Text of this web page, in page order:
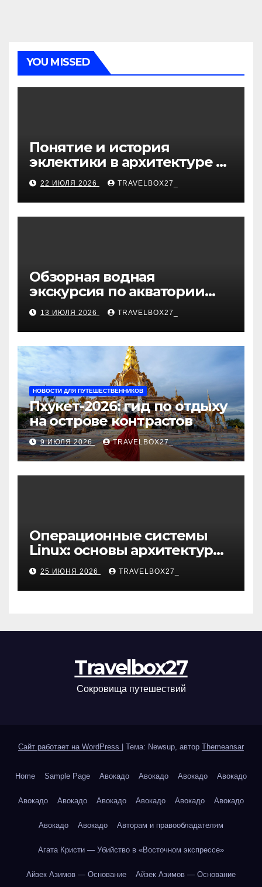
YOU MISSED
Понятие и история
эклектики в архитектуре и
дизайне интерьеров
22 ИЮЛЯ 2026 TRAVELBOX27_
Обзорная водная
экскурсия по акватории
бухты Песчаная
13 ИЮЛЯ 2026 TRAVELBOX27_
НОВОСТИ ДЛЯ ПУТЕШЕСТВЕННИКОВ
Пхукет-2026: гид по отдыху
на острове контрастов
9 ИЮЛЯ 2026 TRAVELBOX27_
Операционные системы
Linux: основы архитектуры,
компоненты и области
применения
25 ИЮНЯ 2026 TRAVELBOX27_
Travelbox27
Сокровища путешествий
Сайт работает на WordPress Тема: Newsup, автор Themeansar
Home Sample Page Авокадо Авокадо Авокадо Авокадо
Авокадо Авокадо Авокадо Авокадо Авокадо Авокадо
Авокадо Авокадо Авторам и правообладателям
Агата Кристи — Убийство в «Восточном экспрессе»
Айзек Азимов — Основание Айзек Азимов — Основание